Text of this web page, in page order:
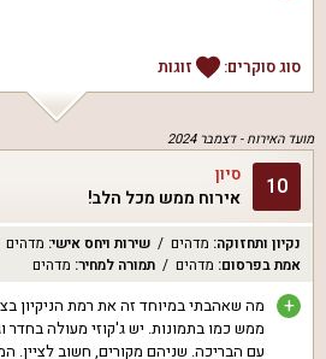
סוג סוקרים: זוגות
מועד האירוח -דצמבר 2024
10 סיון
אירוח ממש מכל הלב!
נקיון ותחזוקה: מדהים שירות ויחס אישי: מדהים
אמת בפרסום: מדהים תמורה למחיר: מדהים
+
מה שאהבתי במיוחד זה את רמת הניקיון
ממש כמו בתמונות. יש ג'קוזי מעולה בחדר
עם הבריכה. שניהם מקורים, חשוב לציין.